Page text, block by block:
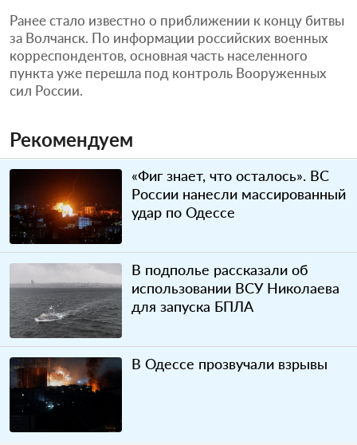
Ранее стало известно о приближении к концу битвы
за Волчанск. По информации российских военных
корреспондентов, основная часть населенного
пункта уже перешла под контроль Вооруженных
сил России.
Рекомендуем
«Фиг знает, что осталось». ВС
России нанесли массированный
удар по Одессе
В подполье рассказали об
использовании ВСУ Николаева
для запуска БПЛА
В Одессе прозвучали взрывы